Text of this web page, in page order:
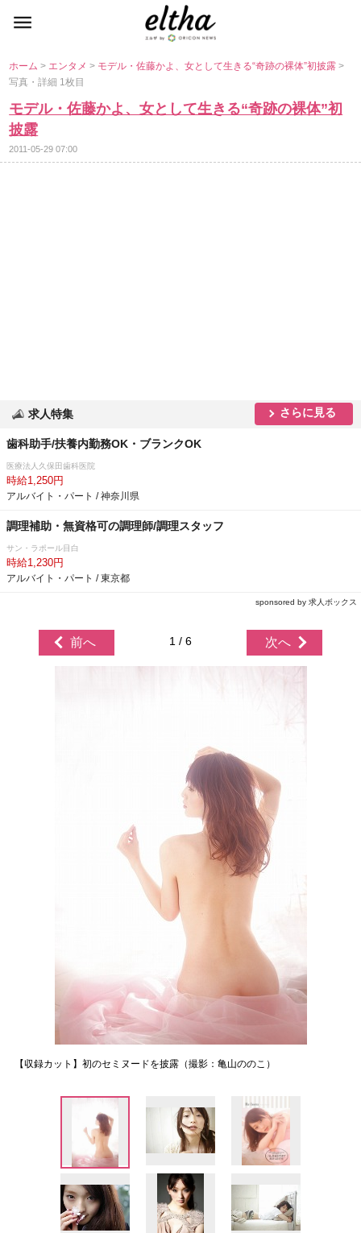
ホーム> エンタメ> モデル・佐藤かよ、女として生きる“奇跡の裸体”初披露>
写真・詳細 1枚目
モデル・佐藤かよ、女として生きる“奇跡の裸体”初
披露
2011-05-29 07:00
求人特集 さらに見る
歯科助手/扶養内勤務OK・ブランクOK
医療法人久保田歯科医院
時給1,250円
アルバイト・パート / 神奈川県
調理補助・無資格可の調理師/調理スタッフ
サン・ラポール目白
時給1,230円
アルバイト・パート / 東京都
sponsored by 求人ボックス
前へ 1 / 6 次へ
【収録カット】初のセミヌードを披露（撮影：亀山ののこ）